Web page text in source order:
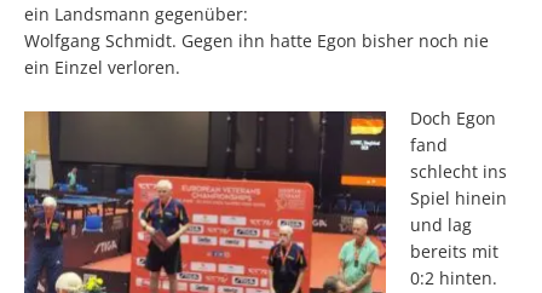
ein Landsmann gegenüber:
Wolfgang Schmidt. Gegen ihn hatte Egon bisher noch nie
ein Einzel verloren.
Doch Egon
fand
schlecht ins
Spiel hinein
und lag
bereits mit
0:2 hinten.